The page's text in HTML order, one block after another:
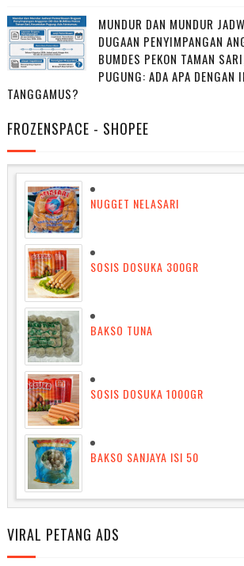
MUNDUR DAN MUNDUR
DUGAAN PENYIMPANGAN
BUMDES PEKON TAMAN
PUGUNG: ADA APA DENGAN
TANGGAMUS?
FROZENSPACE - SHOPEE
NUGGET NELASARI
SOSIS DOSUKA 300GR
BAKSO TUNA
SOSIS DOSUKA 1000GR
BAKSO SANJAYA ISI 50
VIRAL PETANG ADS